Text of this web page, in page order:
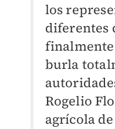
los
diferentes
burla
Rogelio
agrícola